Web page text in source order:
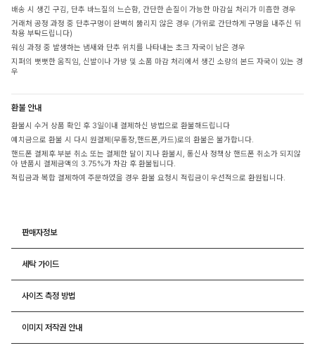
배송 시 생긴 구김, 단추 바느질의 느슨함, 간단한 손질이 가능한 마감실 처리가 미흡한 경우
거래처 공정 과정 중 단추구멍이 완벽히 뚫리지 않은 경우 (가위로 간단하게 구멍을 내주신 뒤
착용 부탁드립니다)
워싱 과정 중 발생하는 냄새와 단추 위치를 나타내는 초크 자국이 남은 경우
지퍼의 뻣뻣한 움직임, 신발이나 가방 및 소품 마감 처리에서 생긴 소량의 본드 자국이 있는 경
우
환불 안내
환불시 수거 상품 확인 후 3일이내 결제하신 방법으로 환불해드립니다
예치금으로 환불 시 다시 원결제(무통장,핸드폰,카드)로의 환불은 불가합니다.
핸드폰 결제후 부분 취소 또는 결제한 달이 지나 환불시, 통신사 정책상 핸드폰 취소가 되지않
아 반품시 결제금액의 3.75%가 차감 후 환불됩니다.
적립금과 복합 결제하여 주문하였을 경우 환불 요청시 적립금이 우선적으로 환원됩니다.
판매자정보
세탁 가이드
사이즈 측정 방법
이미지 저작권 안내